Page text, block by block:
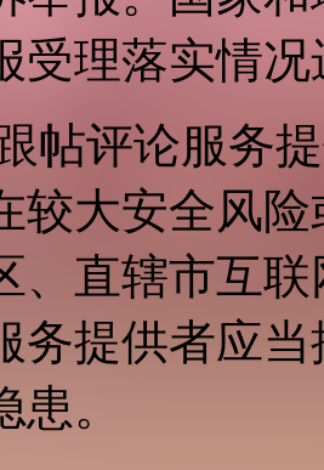
受理落实情
帖评论服务
较大安全风
、直辖市互
务提供者应
。